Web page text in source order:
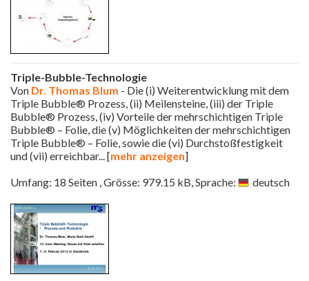
Triple-Bubble-Technologie
Von Dr. Thomas Blum - Die (i) Weiterentwicklung mit dem
Triple Bubble® Prozess, (ii) Meilensteine, (iii) der Triple
Bubble® Prozess, (iv) Vorteile der mehrschichtigen Triple
Bubble® – Folie, die (v) Möglichkeiten der mehrschichtigen
Triple Bubble® – Folie, sowie die (vi) Durchstoßfestigkeit
und (vii) erreichbar... [mehr anzeigen]
Umfang: 18 Seiten , Grösse: 979.15 kB, Sprache:
deutsch